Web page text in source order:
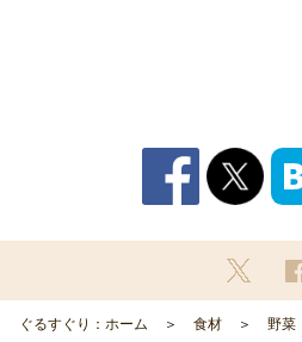
ぐるすぐり：ホーム 食材 野菜